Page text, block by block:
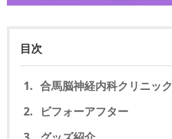
目次
合馬脳神経内科クリニック
ビフォーアフター